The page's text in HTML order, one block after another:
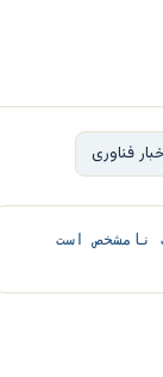
فناوری
نامشخص است